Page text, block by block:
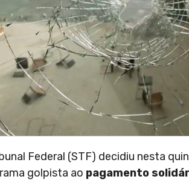
Federal (STF) decidiu nesta
golpista ao pagamento